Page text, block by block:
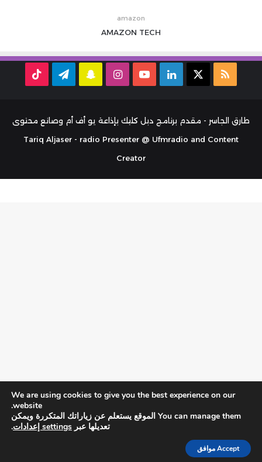
amazon
AMAZON TECH
ملخص
RSS
لينكدإن ‫YouTubeانستقرامسناب تيلقرام
طارق الجاسر - مقدم برنامج دبل كليك بإذاعة يو أف أم وصانع محتوى
Tariq Aljaser - radio Presenter @ Ufmradio and Content
Creator
We are using cookies to give you the best experience on our
website.
You can manage them الموقع يستعلم عن زياراتك المتكررة ويمكن
تعديلها عبر settings إعدادات .
Accept موافق